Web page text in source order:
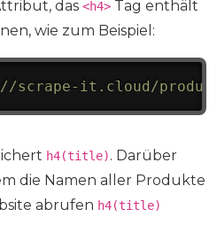
das <h4> Tag enthält
wie zum Beispiel:
scrape-it.cloud/
h4(title). Darüber
die Namen aller Produkte
abrufen h4(title)